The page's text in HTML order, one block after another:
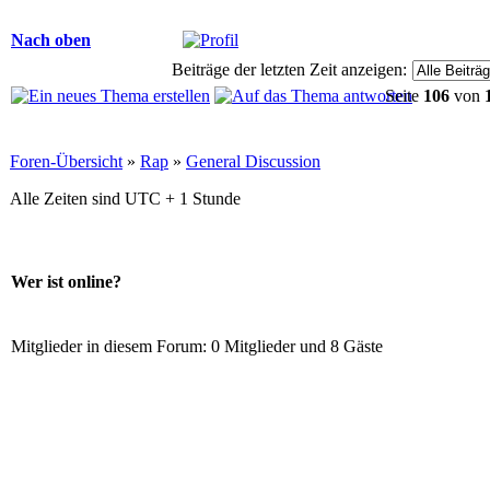
Nach oben
Beiträge der letzten Zeit anzeigen:
Seite 106 von
Foren-Übersicht » Rap » General Discussion
Alle Zeiten sind UTC + 1 Stunde
Wer ist online?
Mitglieder in diesem Forum: 0 Mitglieder und 8 Gäste